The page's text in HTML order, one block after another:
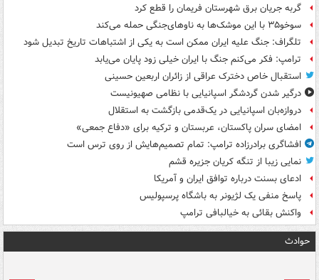
گربه جریان برق شهرستان فریمان را قطع کرد
سوخو۳۵ با این موشک‌ها به ناوهای‌جنگی حمله می‌کند
تلگراف: جنگ علیه ایران ممکن است به یکی از اشتباهات تاریخ تبدیل شود
ترامپ: فکر می‌کنم جنگ با ایران خیلی زود پایان می‌یابد
استقبال خاص دخترک عراقی از زائران اربعین حسینی
درگیر شدن گردشگر اسپانیایی با نظامی صهیونیست
دروازه‌بان اسپانیایی در یک‌قدمی بازگشت به استقلال
امضای سران پاکستان، عربستان و ترکیه برای «دفاع جمعی»
افشاگری برادرزاده ترامپ: تمام تصمیم‌هایش از روی ترس است
نمایی زیبا از تنگه کریان جزیره قشم
ادعای بسنت درباره توافق ایران و آمریکا
پاسخ منفی یک لژیونر به باشگاه پرسپولیس
واکنش بقائی به خیالبافی ترامپ
حوادث